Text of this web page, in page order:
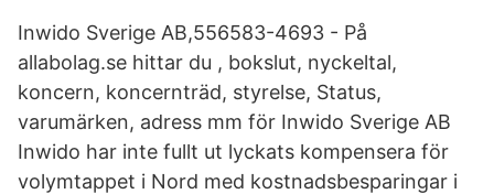
Inwido Sverige AB,556583-4693 - På
allabolag.se hittar du , bokslut, nyckeltal,
koncern, koncernträd, styrelse, Status,
varumärken, adress mm för Inwido Sverige AB
Inwido har inte fullt ut lyckats kompensera för
volymtappet i Nord med kostnadsbesparingar i